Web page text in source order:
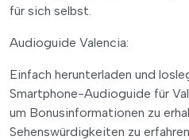
für sich selbst.
Audioguide Valencia:
Einfach herunterladen und
Smartphone-Audioguide für
um Bonusinformationen zu
Sehenswürdigkeiten zu